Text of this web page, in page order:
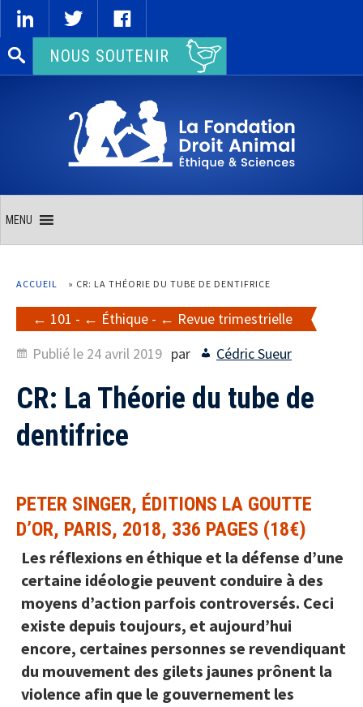
Rechercher :NOUS SOUTENIR
MENU
ACCUEIL » CR: LA THÉORIE DU TUBE DE DENTIFRICE
101 - Éthique -
Revue trimestrielle
Publié le 24 avril 2019 par Cédric Sueur
CR: La Théorie du tube de
dentifrice
PETER SINGER, ÉDITIONS LA GOUTTE
D’OR, PARIS, 2018, 336 PAGES (18€)
Les réflexions en éthique et la défense d’une
certaine idéologie peuvent conduire à des
moyens d’action parfois controversés. Ceci
existe depuis toujours, et aujourd’hui
encore, certaines personnes se revendiquant
du mouvement des gilets jaunes prônent la
violence afin que le gouvernement les